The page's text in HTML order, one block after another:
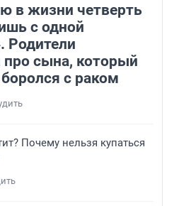
в жизни четверть
с одной
Родители
про сына, который
с раком
Почему нельзя купаться